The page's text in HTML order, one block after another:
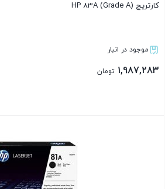
کارتریج HP 83A (Grade A)
موجود در انبار
1,987,283 تومان